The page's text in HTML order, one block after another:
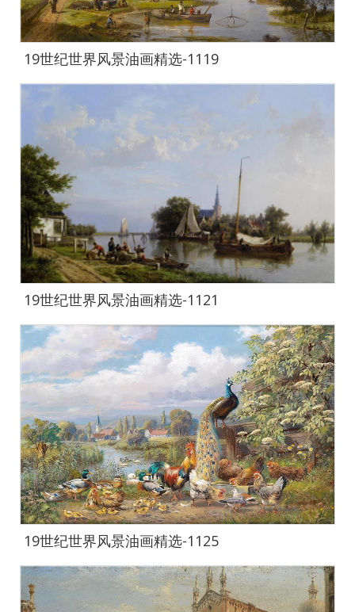
19世纪世界风景油画精选-1119
19世纪世界风景油画精选-1121
19世纪世界风景油画精选-1125